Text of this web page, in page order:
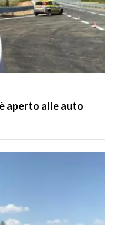
aperto alle auto